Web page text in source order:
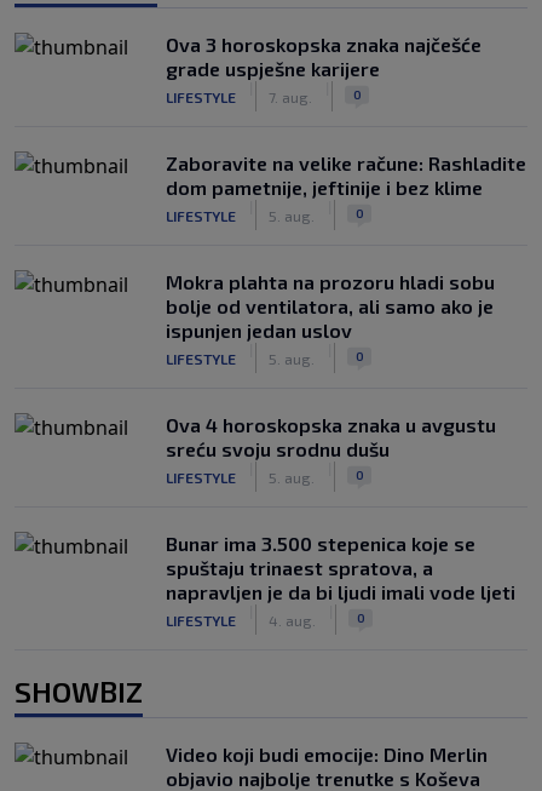
Ova 3 horoskopska znaka najčešće
grade uspješne karijere
LIFESTYLE 7. aug. 0
Zaboravite na velike račune: Rashladite
dom pametnije, jeftinije i bez klime
LIFESTYLE 5. aug. 0
Mokra plahta na prozoru hladi sobu
bolje od ventilatora, ali samo ako je
ispunjen jedan uslov
LIFESTYLE 5. aug. 0
Ova 4 horoskopska znaka u avgustu
sreću svoju srodnu dušu
LIFESTYLE 5. aug. 0
Bunar imа 3.500 stepenica koje se
spuštaju trinaest spratova, a
napravljen je da bi ljudi imali vode ljeti
LIFESTYLE 4. aug. 0
SHOWBIZ
Video koji budi emocije: Dino Merlin
objavio najbolje trenutke s Koševa